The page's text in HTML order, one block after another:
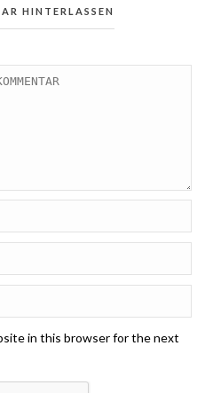
HINTERLASSEN
in this browser for the next